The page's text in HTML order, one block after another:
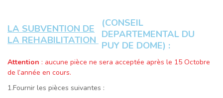
LA SUBVENTION DE
LA REHABILITATION
(CONSEIL
DEPARTEMENTAL DU
PUY DE DOME) :
Attention : aucune pièce ne sera acceptée après le 15 Octobre
de l’année en cours.
1.Fournir les pièces suivantes :